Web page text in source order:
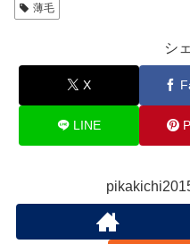
薄毛
シ
X
LINE